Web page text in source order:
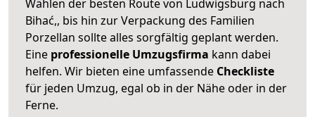
Wählen der besten Route von Ludwigsburg nach
Bihać,, bis hin zur Verpackung des Familien
Porzellan sollte alles sorgfältig geplant werden.
Eine professionelle Umzugsfirma kann dabei
helfen. Wir bieten eine umfassende Checkliste
für jeden Umzug, egal ob in der Nähe oder in der
Ferne.